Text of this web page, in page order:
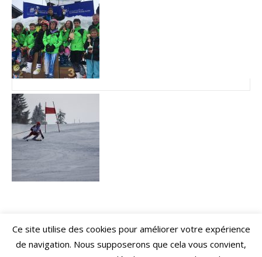
Ce site utilise des cookies pour améliorer votre expérience
de navigation. Nous supposerons que cela vous convient,